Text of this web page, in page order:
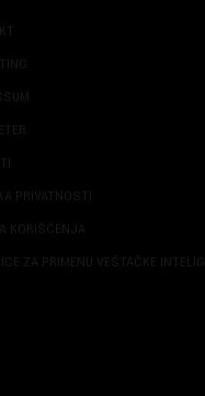
PRIVATNOSTI
KORIŠĆENJA
ZA PRIMENU VEŠTAČKE